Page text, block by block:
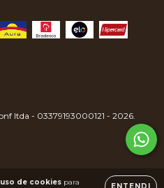
de cookies para
ltda - 03379193000121 - 2026.